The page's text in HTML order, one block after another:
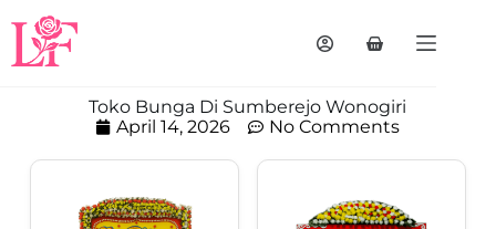
Toko Bunga Di Sumberejo Wonogiri
April 14, 2026
No Comments